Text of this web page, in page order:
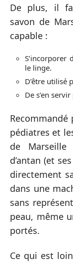
De plus, il
savon de
capable :
S’incorporer
le linge.
D’être utilisé
De s’en
Recommandé
pédiatres et
de
d’antan (et
directement
dans une
sans
peau, même
portés.
Ce qui est